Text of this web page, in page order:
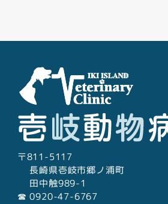
超音波検査
〒811-5117
長崎県壱岐市郷ノ浦町
田中触989-1
☎︎ 0920-47-6767